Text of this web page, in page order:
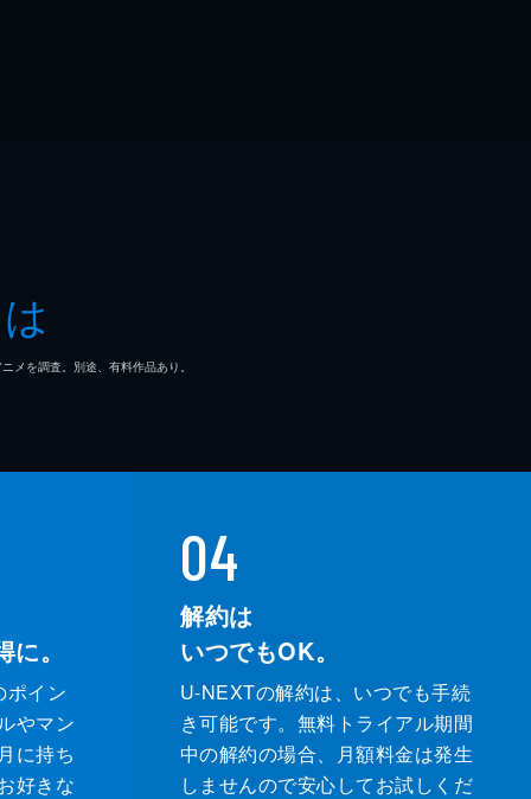
を調査。別途、有料作品あり。
。
ポイン
やマン
に持ち
好きな
04
解約は
いつでもOK。
U-NEXTの解約は、いつでも手続
き可能です。無料トライアル期間
中の解約の場合、月額料金は発生
しませんので安心してお試しくだ